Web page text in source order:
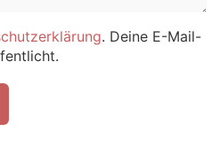
. Deine E-Mail-